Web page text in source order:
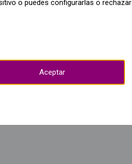
o puedes configurarlas o rechazar
Aceptar